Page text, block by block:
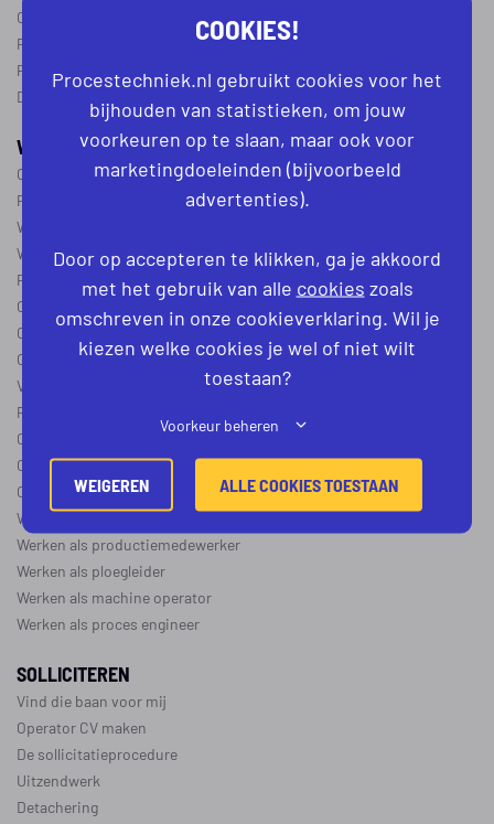
Operator vacatures
Productiemedewerker vacatures
Ploegleider vacatures
Dagdienst vacatures
WERKEN IN DE PROCESTECHNIEK
Over de procestechniek
Ploegendienst
Wat is een procesoperator
Werken als procesoperator
Procesoperator in de
chemie, voedingsindustrie, farmacie
Operator A
Operator B
Operator C
Verschil operator A, B en C
Procesoperator salaris
Operator opleidingen
–vapro
Over de maakindustrie
Over de procesindustrie
Werken als monteur
Werken als productiemedewerker
Werken als ploegleider
Werken als machine operator
Werken als proces engineer
SOLLICITEREN
Vind die baan voor mij
Operator CV maken
De sollicitatieprocedure
Uitzendwerk
Detachering
COOKIES!
Procestechniek.nl gebruikt cookies voor het
bijhouden van statistieken, om jouw
voorkeuren op te slaan, maar ook voor
marketingdoeleinden (bijvoorbeeld
advertenties).
Door op accepteren te klikken, ga je akkoord
met het gebruik van alle cookies zoals
omschreven in onze cookieverklaring. Wil je
kiezen welke cookies je wel of niet wilt
toestaan?
Voorkeur beheren
WEIGEREN ALLE COOKIES TOESTAAN